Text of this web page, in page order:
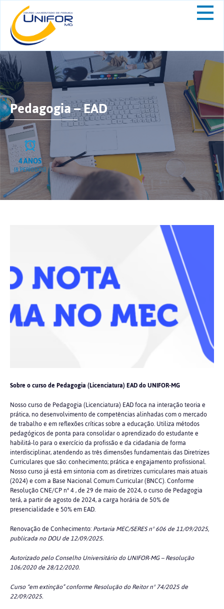
Pedagogia – EAD
4 ANOS
(8 PERÍODOS)
Sobre o curso de Pedagogia (Licenciatura) EAD do UNIFOR-MG
Nosso curso de Pedagogia (Licenciatura) EAD foca na interação teoria e
prática, no desenvolvimento de competências alinhadas com o mercado
de trabalho e em reflexões críticas sobre a educação. Utiliza métodos
pedagógicos de ponta para consolidar o aprendizado do estudante e
habilitá-lo para o exercício da profissão e da cidadania de forma
interdisciplinar, atendendo as três dimensões fundamentais das Diretrizes
Curriculares que são: conhecimento; prática e engajamento profissional.
Nosso curso já está em sintonia com as diretrizes curriculares mais atuais
(2024) e com a Base Nacional Comum Curricular (BNCC). Conforme
Resolução CNE/CP nº 4 , de 29 de maio de 2024, o curso de Pedagogia
terá, a partir de agosto de 2024, a carga horária de 50% de
presencialidade e 50% em EAD.
Renovação de Conhecimento:Portaria MEC/SERES n° 606 de 11/09/2025,
publicada no DOU de 12/09/2025.
Autorizado pelo Conselho Universitário do UNIFOR-MG – Resolução
106/2020 de 28/12/2020.
Curso “em extinção” conforme Resolução do Reitor n° 74/2025 de
22/09/2025.